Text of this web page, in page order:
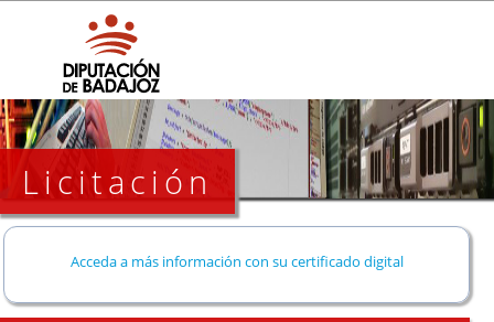
Licitación
Acceda a más información con su certificado digital